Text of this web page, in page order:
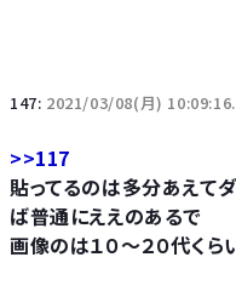
147: 2021/03/08(月)
>>117
貼ってるのは多分あえて
ば普通にええのあるで
画像のは１０～２０代く